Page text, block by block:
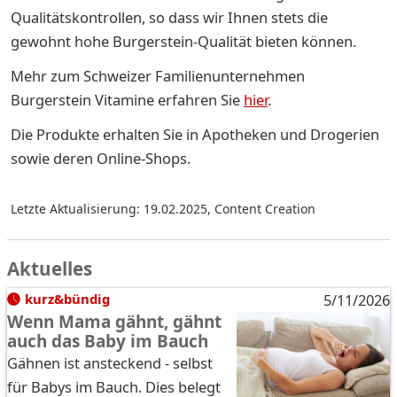
Qualitätskontrollen, so dass wir Ihnen stets die
gewohnt hohe Burgerstein-Qualität bieten können.
Mehr zum Schweizer Familienunternehmen
Burgerstein Vitamine erfahren Sie hier.
Die Produkte erhalten Sie in Apotheken und Drogerien
sowie deren Online-Shops.
Letzte Aktualisierung: 19.02.2025, Content Creation
Aktuelles
kurz&bündig 5/11/2026
Wenn Mama gähnt, gähnt
auch das Baby im Bauch
Gähnen ist ansteckend - selbst
für Babys im Bauch. Dies belegt